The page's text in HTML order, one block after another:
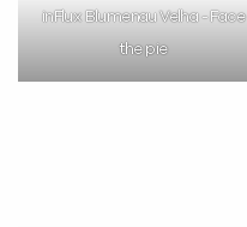
inFlux Blumenau Velha - Face
the pie